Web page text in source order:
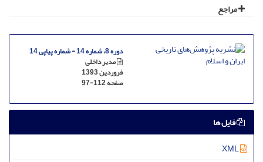
مراجع
دوره 8، شماره 14 - شماره پیاپی 14
مدیر داخلی
فروردین 1393
صفحه97-112
فایل ها